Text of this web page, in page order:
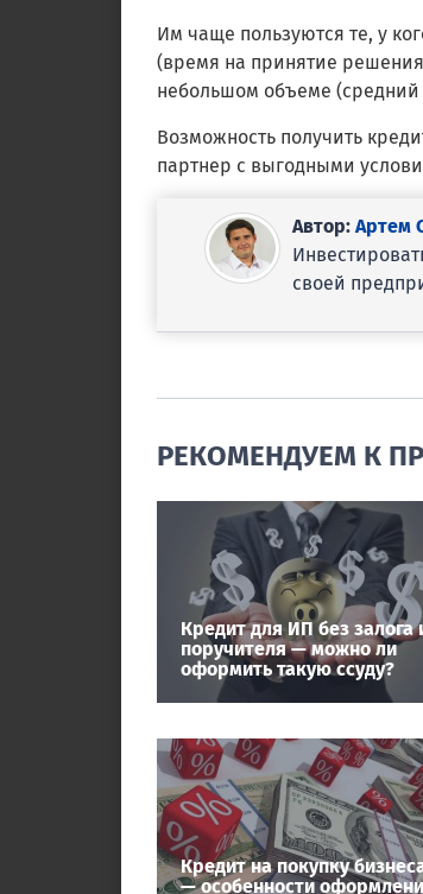
Им чаще пользуются те, у
(время на принятие
небольшом объеме
Возможность получить
партнер с выгодными
Автор: Артем
своей
РЕКОМЕНДУЕМ К
Кредит для ИП без залога
поручителя — можно ли
оформить такую ссуду?
Кредит на покупку
— особенности